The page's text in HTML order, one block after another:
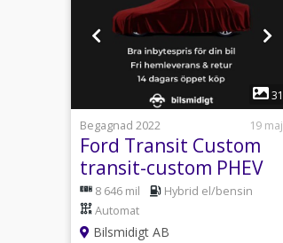
1
31
Begagnad 2022
19 maj
Ford Transit Custom
transit-custom PHEV
340 L1 Limited 3-sits
Inredd Kamera P-Sens
8 646 mil
Hybrid el/bensin
Automat
Bilsmidigt AB